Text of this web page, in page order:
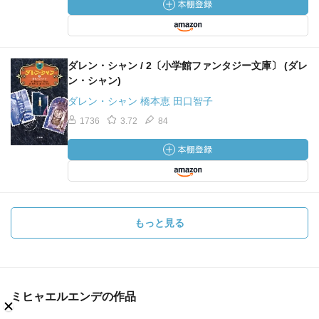
声の比喩が興味深かった。
青銅のようなとか。
これはまた別の物語、いつかまた、
別のときにはなすことにしよう
という箇所が沢山あって気になった。
他のエンデの作品に出てきたりするのかしら？
変わる家は癒し。
ダレン・シャン / 2〔小学館ファンタジー文庫〕 (ダレ
ン・シャン)
ダレン・シャン 橋本恵 田口智子
1736 3.72 84
もっと見る
ミヒャエルエンデの作品